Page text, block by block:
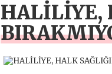
HALİLİYE,